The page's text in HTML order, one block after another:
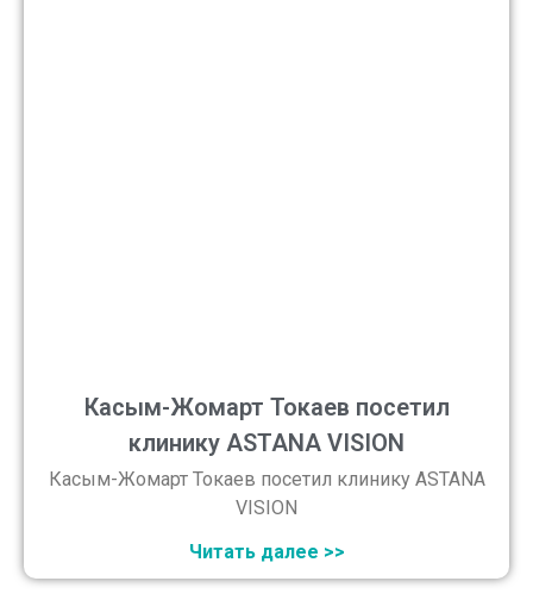
Касым-Жомарт Токаев посетил
клинику ASTANA VISION
Касым-Жомарт Токаев посетил клинику ASTANA
VISION
Читать далее >>